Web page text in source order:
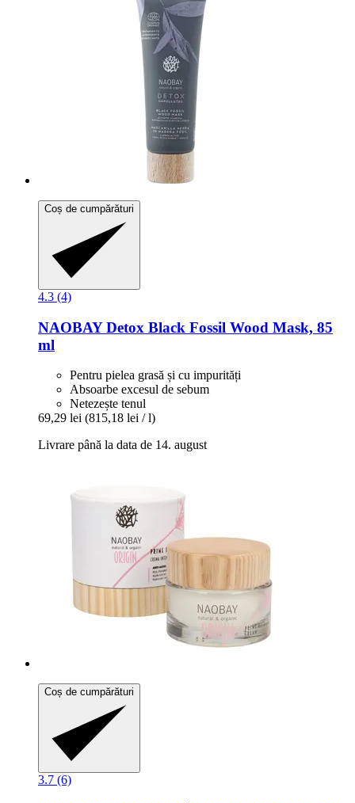
Coș de cumpărături
4.3 (4)
NAOBAYDetox Black Fossil Wood Mask, 85
ml
Pentru pielea grasă și cu impurități
Absoarbe excesul de sebum
Netezește tenul
69,29 lei (815,18 lei / l)
Livrare până la data de 14. august
Coș de cumpărături
3.7 (6)